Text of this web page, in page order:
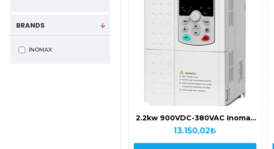
BRANDS
İNOMAX
2.2kw 900VDC-380VAC Inomax
Deerco Inomax Solar Pompa
Sürücüsü
13.150,02₺